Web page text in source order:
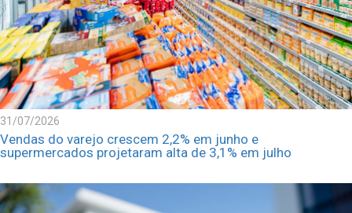
31/07/2026
Vendas do varejo crescem 2,2% em junho e
supermercados projetaram alta de 3,1% em julho